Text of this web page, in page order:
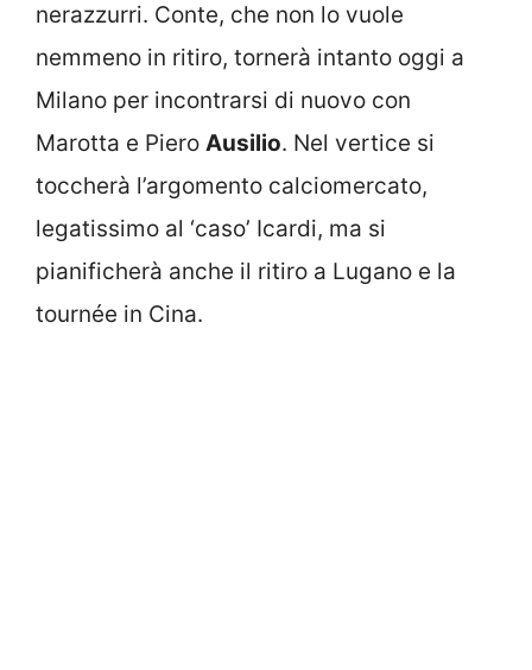
nerazzurri. Conte, che non lo vuole
nemmeno in ritiro, tornerà intanto oggi a
Milano per incontrarsi di nuovo con
Marotta e Piero Ausilio. Nel vertice si
toccherà l’argomento calciomercato,
legatissimo al ‘caso’ Icardi, ma si
pianificherà anche il ritiro a Lugano e la
tournée in Cina.